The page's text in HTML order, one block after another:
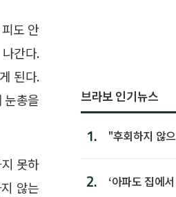
도 안
간다.
된다.
눈총을
못하
않는
브라보 인기뉴스
1.
"후회하지 않
2.
‘아파도 집에